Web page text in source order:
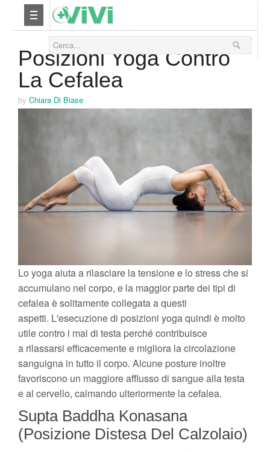
Salute
Fitness
Relax
24 Novembre 2019
Posizioni Yoga Contro
La Cefalea
by Chiara Di Biase
Lo yoga aiuta a rilasciare la tensione e lo stress che si
accumulano nel corpo, e la maggior parte dei tipi di
cefalea è solitamente collegata a questi
aspetti. L'esecuzione di posizioni yoga quindi è molto
utile contro i mal di testa perché contribuisce
a rilassarsi efficacemente e migliora la circolazione
sanguigna in tutto il corpo. Alcune posture inoltre
favoriscono un maggiore afflusso di sangue alla testa
e al cervello, calmando ulteriormente la cefalea.
Supta Baddha Konasana
(Posizione Distesa Del Calzolaio)